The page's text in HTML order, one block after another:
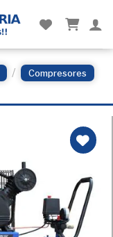
/ Compresores
Añadir
a la
Lista
de
deseos